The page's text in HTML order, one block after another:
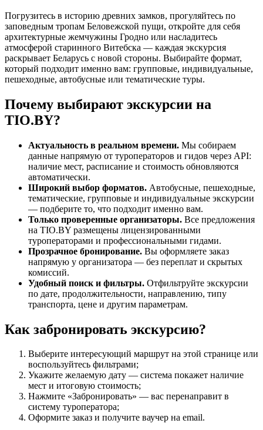
Погрузитесь в историю древних замков, прогуляйтесь по
заповедным тропам Беловежской пущи, откройте для себя
архитектурные жемчужины Гродно или насладитесь
атмосферой старинного Витебска — каждая экскурсия
раскрывает Беларусь с новой стороны. Выбирайте формат,
который подходит именно вам: групповые, индивидуальные,
пешеходные, автобусные или тематические туры.
Почему выбирают экскурсии на
TIO.BY?
Актуальность в реальном времени. Мы собираем
данные напрямую от туроператоров и гидов через API:
наличие мест, расписание и стоимость обновляются
автоматически.
Широкий выбор форматов. Автобусные, пешеходные,
тематические, групповые и индивидуальные экскурсии
— подберите то, что подходит именно вам.
Только проверенные организаторы. Все предложения
на TIO.BY размещены лицензированными
туроператорами и профессиональными гидами.
Прозрачное бронирование. Вы оформляете заказ
напрямую у организатора — без переплат и скрытых
комиссий.
Удобный поиск и фильтры. Отфильтруйте экскурсии
по дате, продолжительности, направлению, типу
транспорта, цене и другим параметрам.
Как забронировать экскурсию?
Выберите интересующий маршрут на этой странице или
воспользуйтесь фильтрами;
Укажите желаемую дату — система покажет наличие
мест и итоговую стоимость;
Нажмите «Забронировать» — вас перенаправит в
систему туроператора;
Оформите заказ и получите ваучер на email.